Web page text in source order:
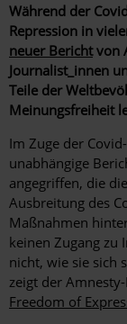
Während der
Repression in
neuer Berichtvon
Journalist_innen
Teile der
Meinungsfreiheit
Im Zuge der
unabhängige
angegriffen, die
Ausbreitung des
Maßnahmen
keinen Zugang zu
nicht, wie sie sich
zeigt der
Freedom of